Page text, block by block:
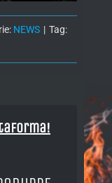
NEWS | Tag: